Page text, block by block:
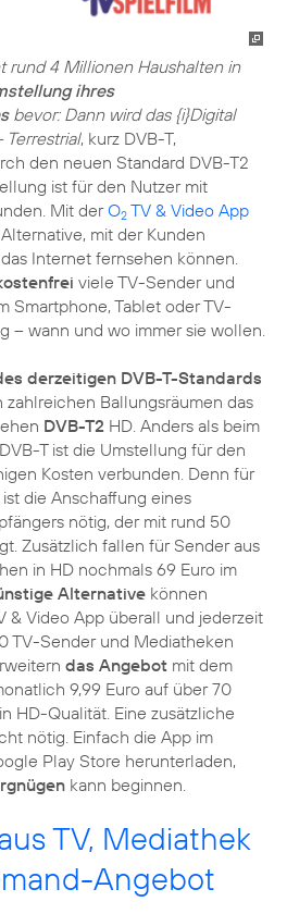
rund 4 Millionen Haushalten in
ihres
bevor: Dann wird das {i}Digital
Terrestrial, kurz DVB-T,
den neuen Standard DVB-T2
ist für den Nutzer mit
Mit derO2 TV & Video App
mit der Kunden
Internet fernsehen können.
viele TV-Sender und
Smartphone, Tablet oder TV-
– wann und wo immer sie wollen.
derzeitigen DVB-T-Standards
zahlreichen Ballungsräumen das
DVB-T2 HD. Anders als beim
T ist die Umstellung für den
Kosten verbunden. Denn für
die Anschaffung eines
nötig, der mit rund 50
Zusätzlich fallen für Sender aus
in HD nochmals 69 Euro im
Alternative können
& Video App überall und jederzeit
TV-Sender und Mediatheken
das Angebot mit dem
9,99 Euro auf über 70
HD-Qualität. Eine zusätzliche
nötig. Einfach die App im
Play Store herunterladen,
kann beginnen.
TV, Mediathek
Angebot